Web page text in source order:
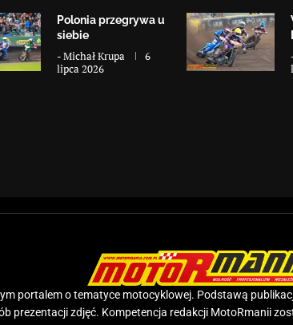
Polonia przegrywa u
siebie
-Michał Krupa
6
lipca 2026
portalem o tematyce motocyklowej. Podstawą
prezentacji zdjęć. Kompetencja redakcji MotoRmanii